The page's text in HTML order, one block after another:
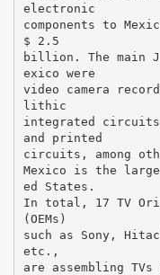
electronic
components to
$ 2.5
billion. The main
exico were
video camera
lithic
integrated circuits,
and printed
circuits, among
Mexico is the
ed States.
In total, 17 TV
(OEMs)
such as Sony,
etc.,
are assembling